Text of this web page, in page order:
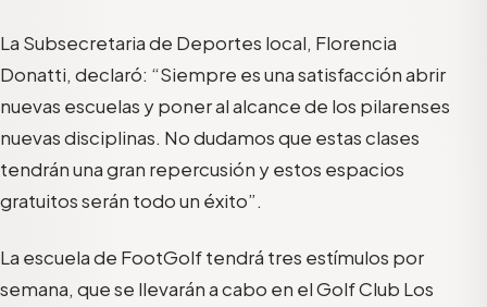
La Subsecretaria de Deportes local, Florencia
Donatti, declaró: “Siempre es una satisfacción abrir
nuevas escuelas y poner al alcance de los pilarenses
nuevas disciplinas. No dudamos que estas clases
tendrán una gran repercusión y estos espacios
gratuitos serán todo un éxito”.
La escuela de FootGolf tendrá tres estímulos por
semana, que se llevarán a cabo en el Golf Club Los